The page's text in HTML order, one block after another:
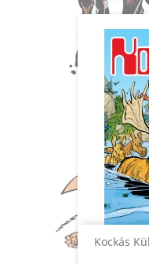
Kockás